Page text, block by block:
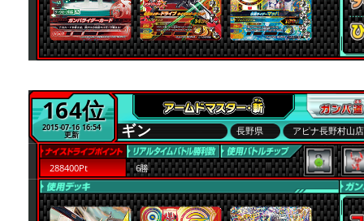
164位
2015-07-16 16:54
更新 ギン 長野県 アピナ長野村山店
288400Pt 6勝